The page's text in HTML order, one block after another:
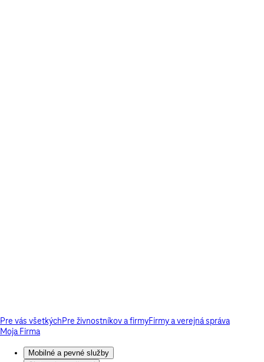
Pre vás všetkýchPre živnostníkov a firmyFirmy a verejná správa
Moja Firma
Mobilné a pevné služby